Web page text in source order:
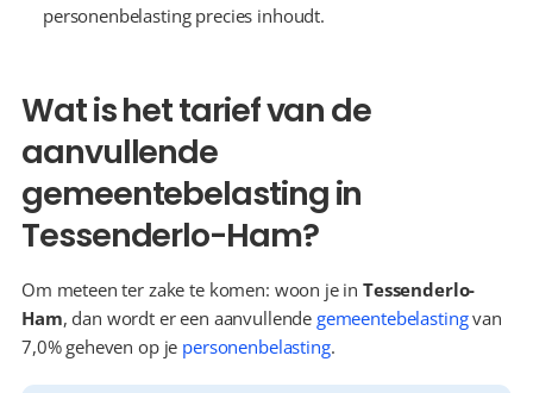
personenbelasting precies inhoudt.
Wat is het tarief van de
aanvullende
gemeentebelasting in
Tessenderlo-Ham?
Om meteen ter zake te komen: woon je in Tessenderlo-
Ham, dan wordt er een aanvullende gemeentebelasting van
7,0% geheven op je personenbelasting.